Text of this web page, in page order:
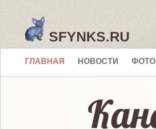
SFYNKS.RU
ГЛАВНАЯ НОВОСТИ ФОТО